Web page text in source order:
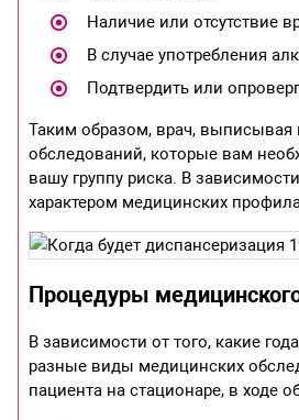
Наличие или отсутствие
В случае употребления
Подтвердить или
Таким образом, врач,
обследований, которые вам
вашу группу риска. В
характером медицинских
Процедуры
В зависимости от того, какие
разные виды медицинских
пациента на стационаре, в ходе